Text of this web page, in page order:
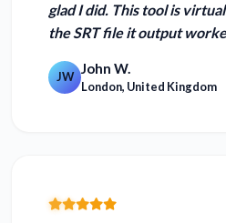
glad I did. This tool is
the SRT file it output
JW John W.
London, United Kingdom